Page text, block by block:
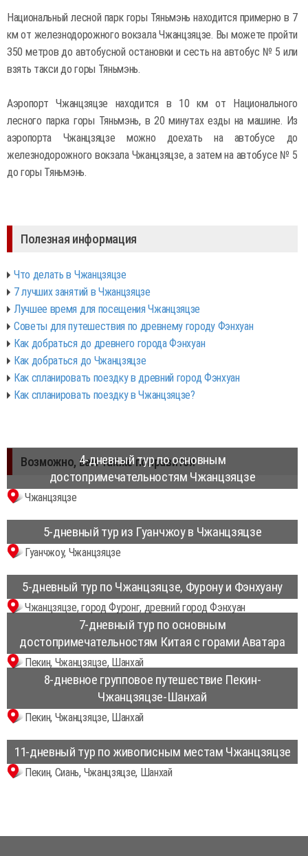
Национальный лесной парк горы Тяньмэнь находится примерно в 7
км от железнодорожного вокзала Чжанцзяцзе. Вы можете пройти
350 метров до автобусной остановки и сесть на автобус № 5 или
взять такси до горы Тяньмэнь.
Аэропорт Чжанцзяцзе находится в 10 км от Национального
лесного парка горы Тяньмэнь, в 20 минутах езды на машине. Из
аэропорта Чжанцзяцзе можно доехать на автобусе до
железнодорожного вокзала Чжанцзяцзе, а затем на автобусе № 5
до горы Тяньмэнь.
Полезная информация
Что делать в Чжанцзяцзе
7 лучших занятий в Чжанцзяцзе
Лучшее время для посещения Чжанцзяцзе
Советы для путешествия по древнему городу Фэнхуан
Как добраться до древнего города Фэнхуан
Как добраться до Чжанцзяцзе
Как спланировать поездку в древний город Фэнхуан
Как спланировать поездку в Чжанцзяцзе?
Возможно, вам также понравится
4-дневный тур по основным
достопримечательностям Чжанцзяцзе
Чжанцзяцзе
5-дневный тур из Гуанчжоу в Чжанцзяцзе
Гуанчжоу, Чжанцзяцзе
5-дневный тур по Чжанцзяцзе, Фурону и Фэнхуану
Чжанцзяцзе, город Фуронг, древний город Фэнхуан
7-дневный тур по основным
достопримечательностям Китая с горами Аватара
Пекин, Чжанцзяцзе, Шанхай
8-дневное групповое путешествие Пекин-
Чжанцзяцзе-Шанхай
Пекин, Чжанцзяцзе, Шанхай
11-дневный тур по живописным местам Чжанцзяцзе
Пекин, Сиань, Чжанцзяцзе, Шанхай